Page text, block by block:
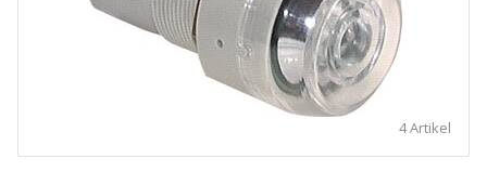
4 Artikel